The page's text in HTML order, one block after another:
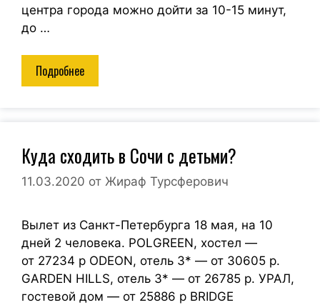
центра города можно дойти за 10-15 минут,
до …
Подробнее
Куда сходить в Сочи с детьми?
11.03.2020 от Жираф Турсферович
Вылет из Санкт-Петербурга 18 мая, на 10
дней 2 человека. POLGREEN, хостел —
от 27234 р ODEON, отель 3* — от 30605 р.
GARDEN HILLS, отель 3* — от 26785 р. УРАЛ,
гостевой дом — от 25886 р BRIDGE